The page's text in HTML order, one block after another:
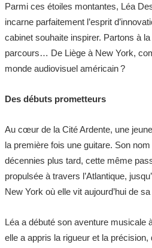
Parmi ces étoiles montantes, Léa
incarne parfaitement l’esprit
cabinet souhaite inspirer. Partons à
parcours… De Liège à New York,
monde audiovisuel américain ?
Des débuts prometteurs
Au cœur de la Cité Ardente, une
la première fois une guitare. Son
décennies plus tard, cette même
propulsée à travers l’Atlantique,
New York où elle vit aujourd’hui de
Léa a débuté son aventure musicale
elle a appris la rigueur et la précision,